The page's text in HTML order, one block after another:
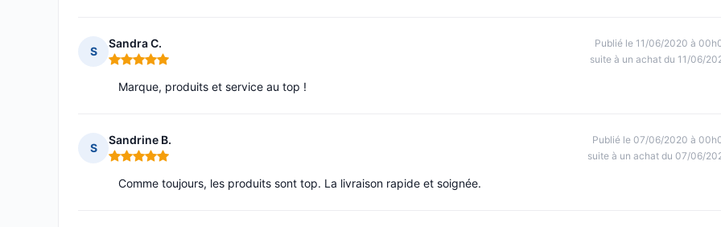
S
Sandra C.
Note : 5 sur 5
Publié le 11/06/2020 à
suite à un achat du 11/06/
Marque, produits et service au top !
S
Sandrine B.
Note : 5 sur 5
Publié le 07/06/2020 à
suite à un achat du 07/06/
Comme toujours, les produits sont top. La livraison rapide et soignée.